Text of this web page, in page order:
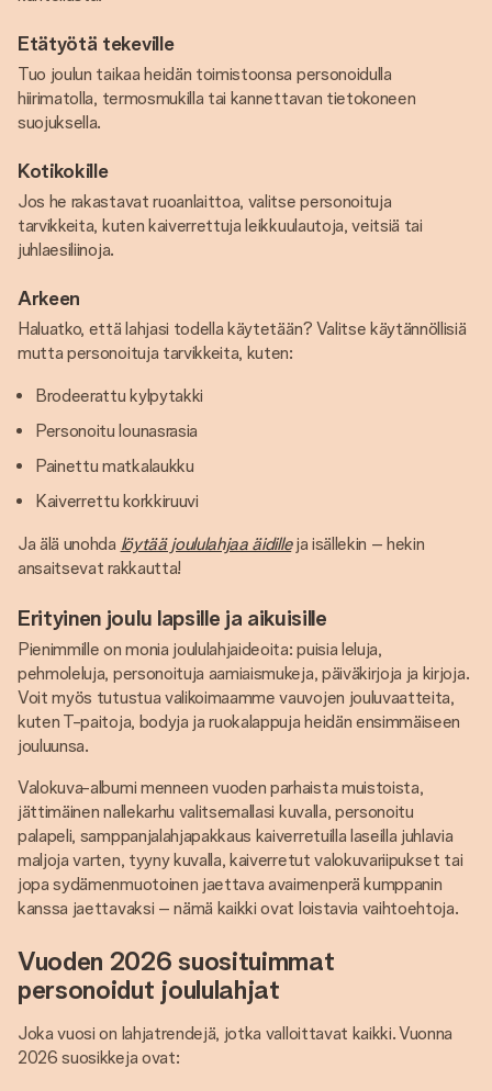
Etätyötä tekeville
Tuo joulun taikaa heidän toimistoonsa personoidulla
hiirimatolla, termosmukilla tai kannettavan tietokoneen
suojuksella.
Kotikokille
Jos he rakastavat ruoanlaittoa, valitse personoituja
tarvikkeita, kuten kaiverrettuja leikkuulautoja, veitsiä tai
juhlaesiliinoja.
Arkeen
Haluatko, että lahjasi todella käytetään? Valitse käytännöllisiä
mutta personoituja tarvikkeita, kuten:
Brodeerattu kylpytakki
Personoitu lounasrasia
Painettu matkalaukku
Kaiverrettu korkkiruuvi
Ja älä unohda löytää joululahjaa äidilleja isällekin – hekin
ansaitsevat rakkautta!
Erityinen joulu lapsille ja aikuisille
Pienimmille on monia joululahjaideoita: puisia leluja,
pehmoleluja, personoituja aamiaismukeja, päiväkirjoja ja kirjoja.
Voit myös tutustua valikoimaamme vauvojen jouluvaatteita,
kuten T-paitoja, bodyja ja ruokalappuja heidän ensimmäiseen
jouluunsa.
Valokuva-albumi menneen vuoden parhaista muistoista,
jättimäinen nallekarhu valitsemallasi kuvalla, personoitu
palapeli, samppanjalahjapakkaus kaiverretuilla laseilla juhlavia
maljoja varten, tyyny kuvalla, kaiverretut valokuvariipukset tai
jopa sydämenmuotoinen jaettava avaimenperä kumppanin
kanssa jaettavaksi – nämä kaikki ovat loistavia vaihtoehtoja.
Vuoden 2026 suosituimmat
personoidut joululahjat
Joka vuosi on lahjatrendejä, jotka valloittavat kaikki. Vuonna
2026 suosikkeja ovat: